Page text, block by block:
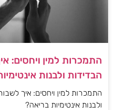
התמכרות למין ויחסים:
הבדידות ולבנות
התמכרות למין ויחסים: איך
ולבנות אינטימיות בריאה?